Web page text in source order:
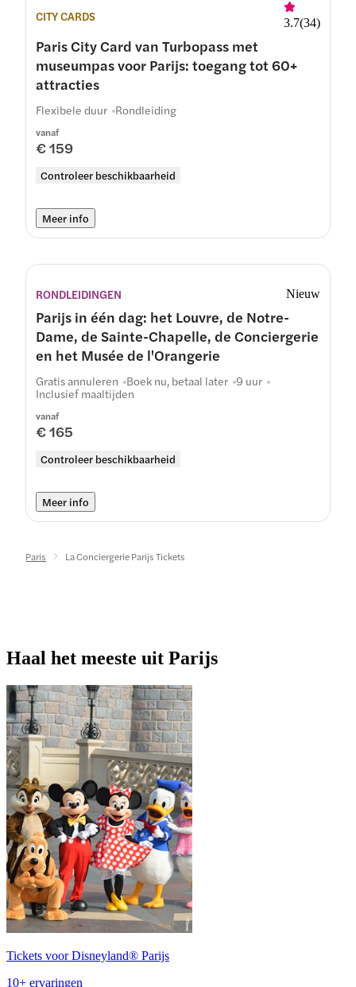
CITY CARDS 3.7(34)
Paris City Card van Turbopass met
museumpas voor Parijs: toegang tot 60+
attracties
vanaf
€ 159
Controleer beschikbaarheid
Flexibele duur Rondleiding
Meer info
RONDLEIDINGEN Nieuw
Parijs in één dag: het Louvre, de Notre-
Dame, de Sainte-Chapelle, de Conciergerie
en het Musée de l'Orangerie
vanaf
€ 165
Controleer beschikbaarheid
Gratis annuleren Boek nu, betaal later 9 uur
Inclusief maaltijden
Meer info
Paris La Conciergerie Parijs Tickets
Haal het meeste uit Parijs
Tickets voor Disneyland® Parijs
10+ ervaringen